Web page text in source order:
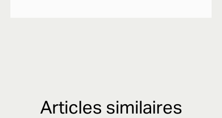
Articles similaires